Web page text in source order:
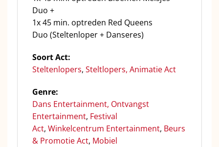
Duo +
1x 45 min. optreden Red Queens
Duo (Steltenloper + Danseres)
Soort Act:
Steltenlopers, Steltlopers, Animatie Act
Genre:
Dans Entertainment, Ontvangst
Entertainment, Festival
Act, Winkelcentrum Entertainment, Beurs
& Promotie Act, Mobiel